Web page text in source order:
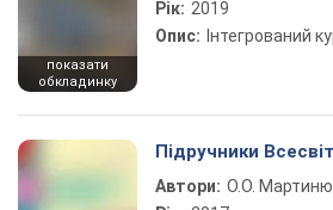
показати
обкладинку
Рік: 2019
Опис: Інтегрований
Підручники
Автори: О.О.